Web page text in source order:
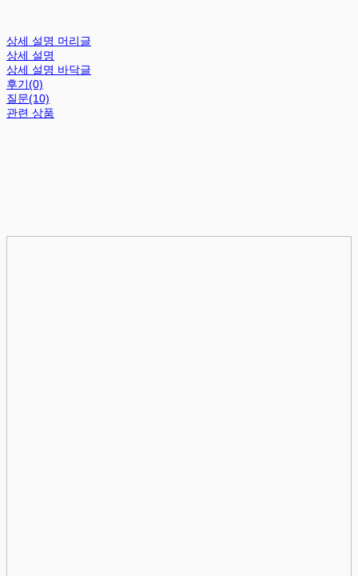
상세 설명 머리글
상세 설명
상세 설명 바닥글
후기(0)
질문(10)
관련 상품